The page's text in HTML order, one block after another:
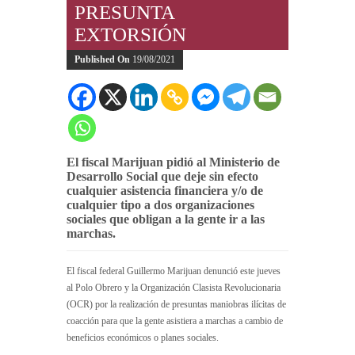
PRESUNTA
EXTORSIÓN
Published On 19/08/2021
El fiscal Marijuan pidió al Ministerio de
Desarrollo Social que deje sin efecto
cualquier asistencia financiera y/o de
cualquier tipo a dos organizaciones
sociales que obligan a la gente ir a las
marchas.
El fiscal federal Guillermo Marijuan denunció este jueves
al Polo Obrero y la Organización Clasista Revolucionaria
(OCR) por la realización de presuntas maniobras ilícitas de
coacción para que la gente asistiera a marchas a cambio de
beneficios económicos o planes sociales.